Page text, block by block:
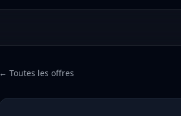
← Toutes les offres